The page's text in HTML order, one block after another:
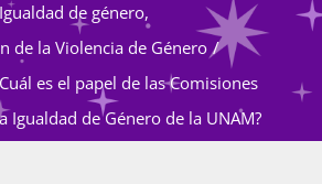
la violencia de género
Cursos
Igualdad de género
de la Violencia de Género
es el papel de las Comisiones
Igualdad de Género de la UNAM?